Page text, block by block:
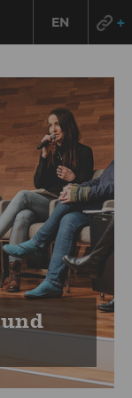
EN